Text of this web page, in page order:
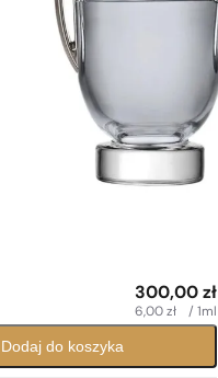
300,00zł
6,00zł / 1ml
Dodaj do koszyka